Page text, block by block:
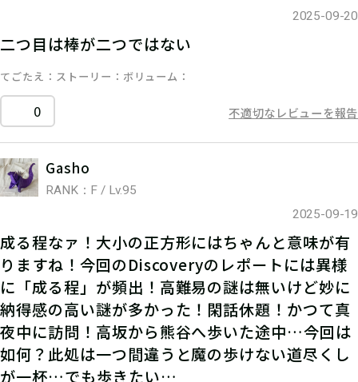
2025-09-20
二つ目は棒が二つではない
てごたえ ストーリー ボリューム
0 不適切なレビューを報告
Gasho
RANK：F / Lv.95
2025-09-19
成る程なァ！大小の正方形にはちゃんと意味が有
りますね！今回のDiscoveryのレポートには異様
に「成る程」が頻出！高難易の謎は無いけど妙に
納得感の高い謎が多かった！閑話休題！かつて真
夜中に訪問！高坂から熊谷へ歩いた途中…今回は
如何？此処は一つ間違うと魔の歩けない道尽くし
が一杯…でも歩きたい…